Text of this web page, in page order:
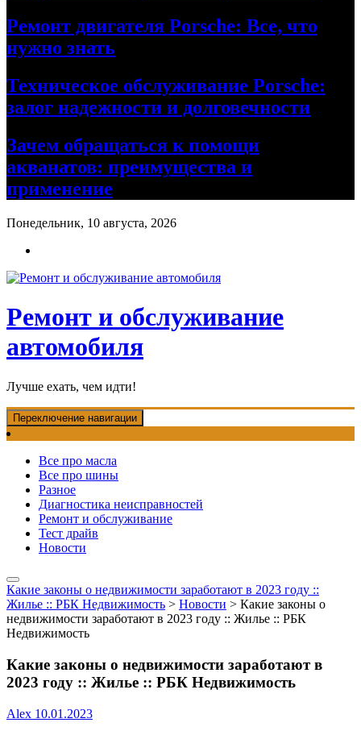
Ремонт двигателя Porsche: Все, что
нужно знать
Техническое обслуживание Porsche:
залог надежности и долговечности
Зачем обращаться к помощи
акванатов: преимущества и
применение
Понедельник, 10 августа, 2026
Ремонт и обслуживание
автомобиля
Лучше ехать, чем идти!
Переключение навигации
Все про масла
Все про шины
Разное
Диагностика неисправностей
Ремонт и обслуживание
Тест драйв
Новости
Какие законы о недвижимости заработают в 2023 году ::
Жилье :: РБК Недвижимость > Новости > Какие законы о
недвижимости заработают в 2023 году :: Жилье :: РБК
Недвижимость
Какие законы о недвижимости заработают в
2023 году :: Жилье :: РБК Недвижимость
Alex 10.01.2023